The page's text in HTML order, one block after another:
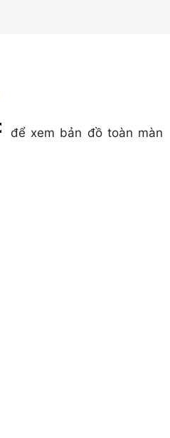
để xem bản đồ toàn màn